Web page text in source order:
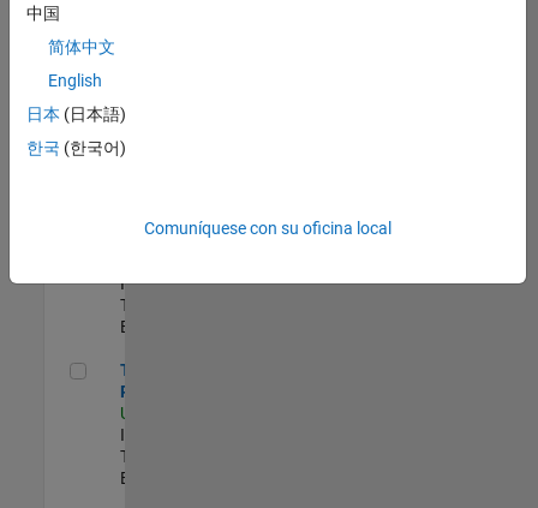
Principal IAM/AD Engineer
US-MA-Natick
Technology |
Senior CRM
Analyst
Information
Technology |
Experimentado
Technical Product Owner
Technical
Product Owner
US-MA-Natick
Information
Technology |
Experimentado
中国
简体中文
English
日本 (日本語)
한국 (한국어)
Comuníquese con su oficina local